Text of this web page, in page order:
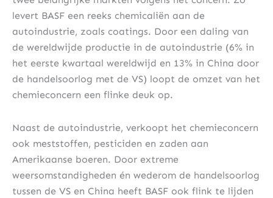
levert BASF een reeks chemicaliën aan de
autoindustrie, zoals coatings. Door een daling van
de wereldwijde productie in de autoindustrie (6% in
het eerste kwartaal wereldwijd en 13% in China door
de handelsoorlog met de VS) loopt de omzet van het
chemieconcern een flinke deuk op.
Naast de autoindustrie, verkoopt het chemieconcern
ook meststoffen, pesticiden en zaden aan
Amerikaanse boeren. Door extreme
weersomstandigheden én wederom de handelsoorlog
tussen de VS en China heeft BASF ook flink te lijden